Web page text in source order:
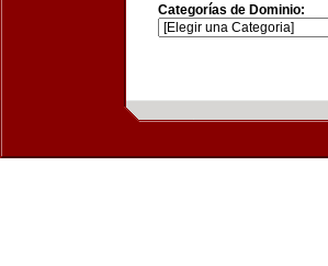
Categorías de Dominio: